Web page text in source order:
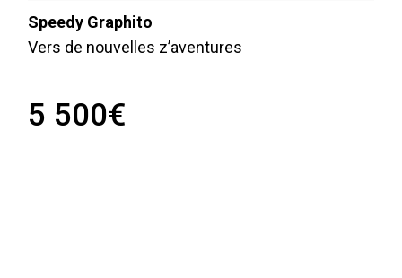
Speedy Graphito
Vers de nouvelles z’aventures
5 500€